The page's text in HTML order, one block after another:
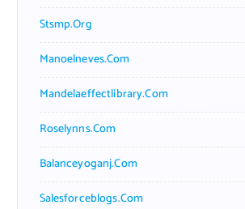
Stsmp.org
Manoelneves.com
Mandelaeffectlibrary.com
Roselynns.com
Balanceyoganj.com
Salesforceblogs.com